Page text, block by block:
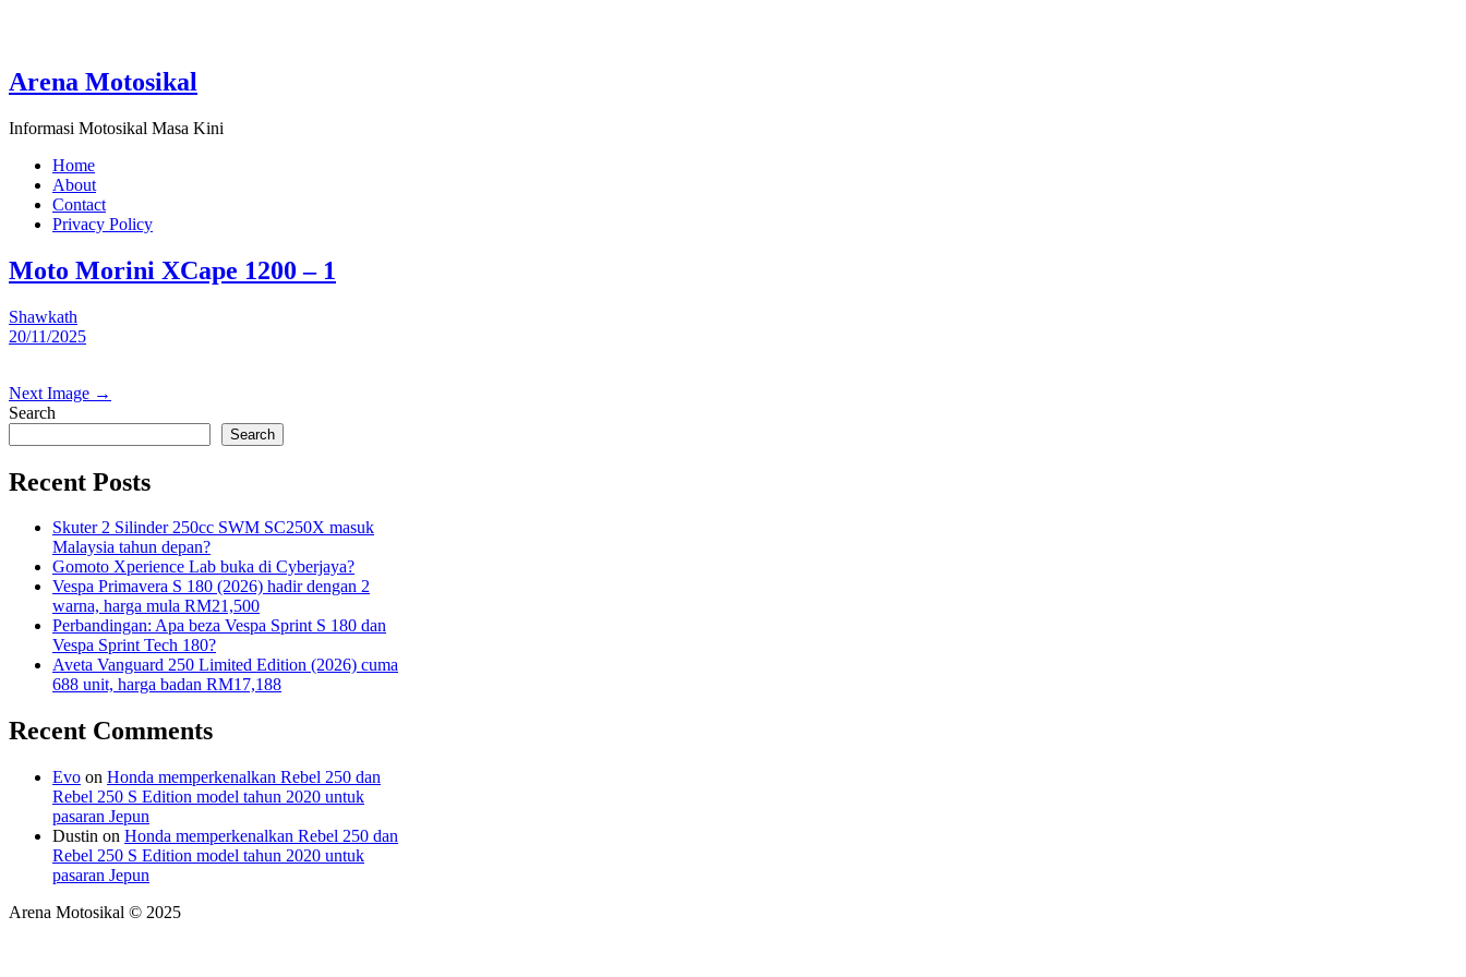
Arena Motosikal
Informasi Motosikal Masa Kini
Home
About
Contact
Privacy Policy
Moto Morini XCape 1200 – 1
Shawkath
20/11/2025
Next Image →
Search
Search
Recent Posts
Skuter 2 Silinder 250cc SWM SC250X masuk
Malaysia tahun depan?
Gomoto Xperience Lab buka di Cyberjaya?
Vespa Primavera S 180 (2026) hadir dengan 2
warna, harga mula RM21,500
Perbandingan: Apa beza Vespa Sprint S 180 dan
Vespa Sprint Tech 180?
Aveta Vanguard 250 Limited Edition (2026) cuma
688 unit, harga badan RM17,188
Recent Comments
Evo on Honda memperkenalkan Rebel 250 dan
Rebel 250 S Edition model tahun 2020 untuk
pasaran Jepun
Dustin on Honda memperkenalkan Rebel 250 dan
Rebel 250 S Edition model tahun 2020 untuk
pasaran Jepun
Arena Motosikal © 2025